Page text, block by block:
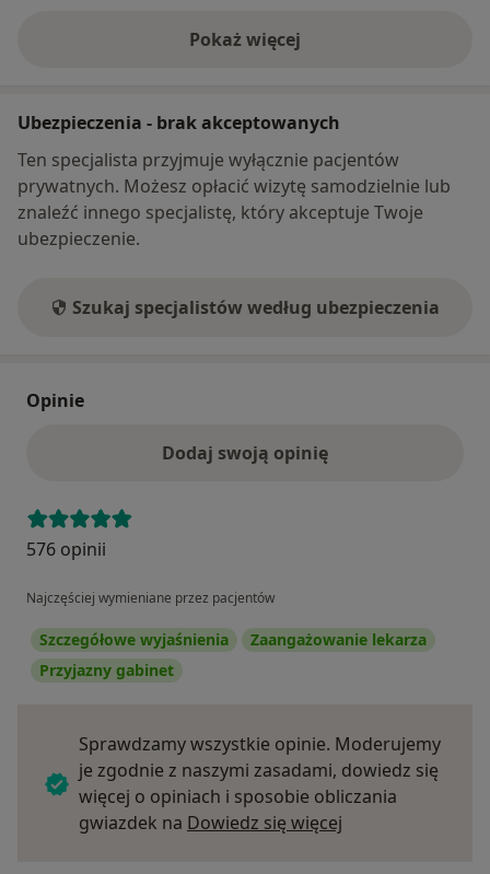
Pokaż więcej
o adresie
Ubezpieczenia - brak akceptowanych
Ten specjalista przyjmuje wyłącznie pacjentów
prywatnych. Możesz opłacić wizytę samodzielnie lub
znaleźć innego specjalistę, który akceptuje Twoje
ubezpieczenie.
Szukaj specjalistów według ubezpieczenia
Opinie
Dodaj swoją opinię
576 opinii
Najczęściej wymieniane przez pacjentów
Szczegółowe wyjaśnienia
Zaangażowanie lekarza
Przyjazny gabinet
Sprawdzamy wszystkie opinie. Moderujemy
je zgodnie z naszymi zasadami, dowiedz się
więcej o opiniach i sposobie obliczania
gwiazdek na Dowiedz się więcej